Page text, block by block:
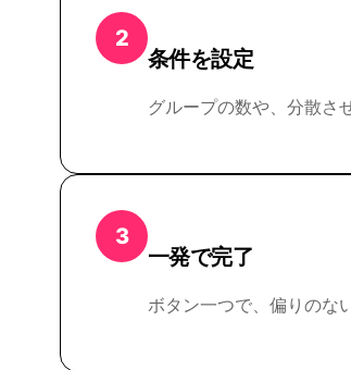
2
条件を設定
グループの数や、分散さ
3
一発で完了
ボタン一つで、偏りのな